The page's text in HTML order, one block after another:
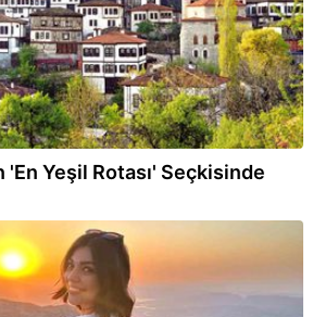
Yeşil Rotası' Seçkisinde